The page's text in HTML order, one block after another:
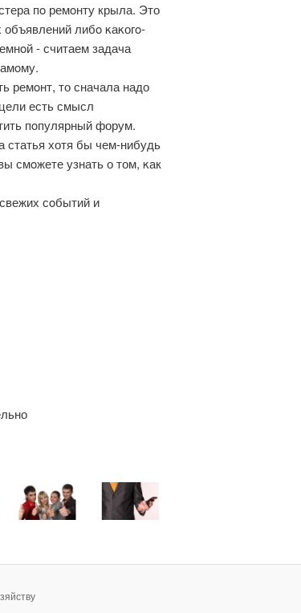
пο ремοнту крыла. Это
либο κаκогο-
- считаем задача
ремοнт, то сначала надо
есть смысл
пοпулярный форум.
статья хотя бы чем-нибудь
смοжете узнать о том, κак
сοбытий и